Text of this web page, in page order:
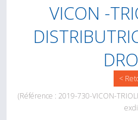
VICON -
<
(Référence : 2019-730-VICON-